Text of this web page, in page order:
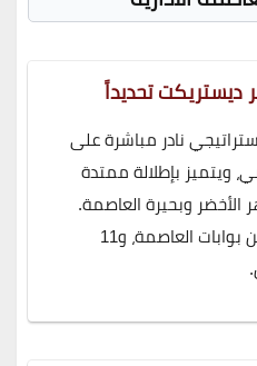
تحديداً
نادر مباشرة على
ويتميز بإطلالة ممتدة
النهر الأخضر وبحيرة العاصمة.
كما يبعد دقيقتين فقط عن بوابات العاصمة، و11